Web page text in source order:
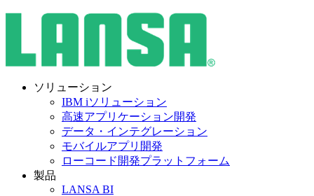
ソリューション
IBM iソリューション
高速アプリケーション開発
データ・インテグレーション
モバイルアプリ開発
ローコード開発プラットフォーム
製品
LANSA BI